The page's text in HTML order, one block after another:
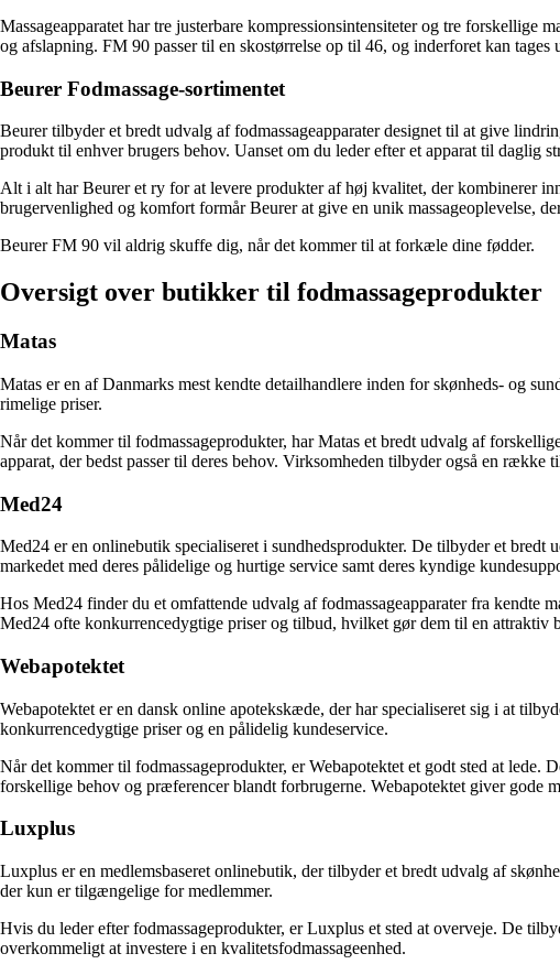
Massageapparatet har tre justerbare kompressionsintensiteter og tre forskellige
og afslapning. FM 90 passer til en skostørrelse op til 46, og inderforet kan tages
Beurer Fodmassage-sortimentet
Beurer tilbyder et bredt udvalg af fodmassageapparater designet til at give
produkt til enhver brugers behov. Uanset om du leder efter et apparat til
Alt i alt har Beurer et ry for at levere produkter af høj kvalitet, der kombinerer
brugervenlighed og komfort formår Beurer at give en unik massageoplevelse,
Beurer FM 90 vil aldrig skuffe dig, når det kommer til at forkæle dine fødder.
Oversigt over butikker til fodmassageprodukter
Matas
Matas er en af Danmarks mest kendte detailhandlere inden for skønheds- og
rimelige priser.
Når det kommer til fodmassageprodukter, har Matas et bredt udvalg af
apparat, der bedst passer til deres behov. Virksomheden tilbyder også en række
Med24
Med24 er en onlinebutik specialiseret i sundhedsprodukter. De tilbyder et bredt
markedet med deres pålidelige og hurtige service samt deres kyndige
Hos Med24 finder du et omfattende udvalg af fodmassageapparater fra
Med24 ofte konkurrencedygtige priser og tilbud, hvilket gør dem til en attraktiv
Webapotektet
Webapotektet er en dansk online apotekskæde, der har specialiseret sig i at
konkurrencedygtige priser og en pålidelig kundeservice.
Når det kommer til fodmassageprodukter, er Webapotektet et godt sted at
forskellige behov og præferencer blandt forbrugerne. Webapotektet giver gode
Luxplus
Luxplus er en medlemsbaseret onlinebutik, der tilbyder et bredt udvalg af
der kun er tilgængelige for medlemmer.
Hvis du leder efter fodmassageprodukter, er Luxplus et sted at overveje. De
overkommeligt at investere i en kvalitetsfodmassageenhed.